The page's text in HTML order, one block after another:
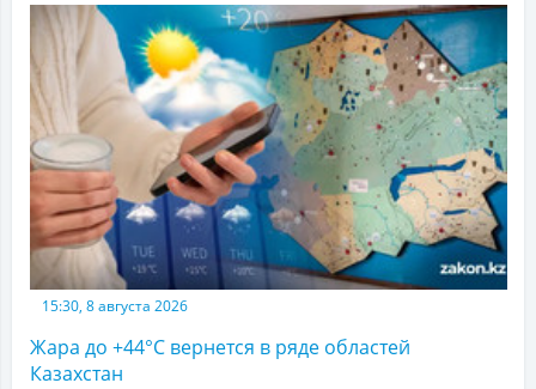
15:30, 8 августа 2026
Жара до +44°С вернется в ряде областей
Казахстан